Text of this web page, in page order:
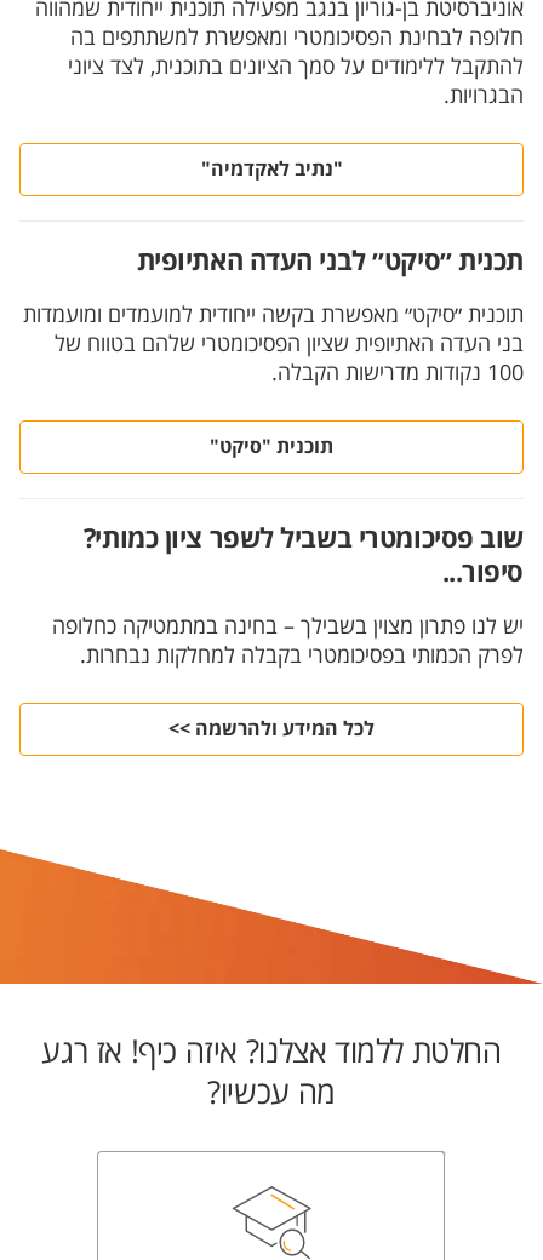
אוניברסיטת בן-גוריון בנגב מפעילה תוכנית ייחודית שמהווה
חלופה לבחינת הפסיכומטרי ומאפשרת למשתתפים בה
להתקבל ללימודים על סמך הציונים בתוכנית, לצד ציוני
הבגרויות.
"נתיב לאקדמיה"
תכנית ״סיקט״ לבני העדה האתיופית
תוכנית ״סיקט״ מאפשרת בקשה ייחודית למועמדים ומועמדות
בני העדה האתיופית שציון הפסיכומטרי שלהם בטווח של
100 נקודות מדרישות הקבלה.
תוכנית "סיקט"
שוב פסיכומטרי בשביל לשפר ציון כמותי?
סיפור...
יש לנו פתרון מצוין בשבילך – בחינה במתמטיקה כחלופה
לפרק הכמותי בפסיכומטרי בקבלה למחלקות נבחרות.
לכל המידע ולהרשמה >>
החלטת ללמוד אצלנו? איזה כיף! אז רגע
מה עכשיו?